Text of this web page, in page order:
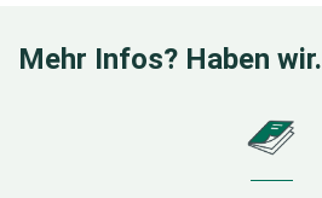
Mehr Infos? Haben wir.